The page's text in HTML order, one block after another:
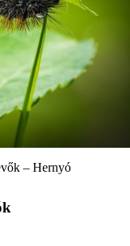
– Hernyó